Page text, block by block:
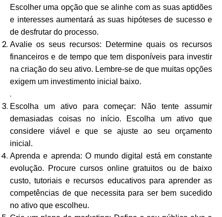
Escolher uma opção que se alinhe com as suas aptidões
e interesses aumentará as suas hipóteses de sucesso e
de desfrutar do processo.
Avalie os seus recursos: Determine quais os recursos
financeiros e de tempo que tem disponíveis para investir
na criação do seu ativo. Lembre-se de que muitas opções
exigem um investimento inicial baixo.
.
Escolha um ativo para começar: Não tente assumir
demasiadas coisas no início. Escolha um ativo que
considere viável e que se ajuste ao seu orçamento
inicial.
Aprenda e aprenda: O mundo digital está em constante
evolução. Procure cursos online gratuitos ou de baixo
custo, tutoriais e recursos educativos para aprender as
competências de que necessita para ser bem sucedido
no ativo que escolheu.